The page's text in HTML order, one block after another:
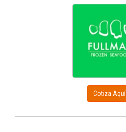
Cotiza Aquí